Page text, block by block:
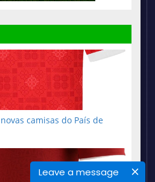
Leave a message
camisas do País de